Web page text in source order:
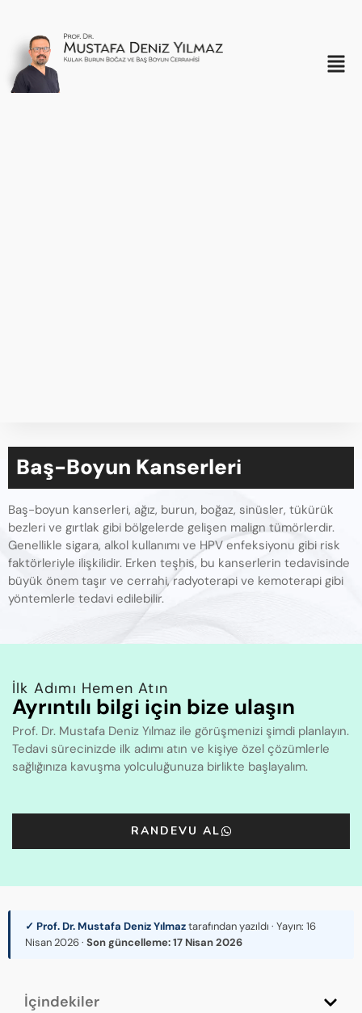
Baş-Boyun Kanserleri
Baş-boyun kanserleri, ağız, burun, boğaz, sinüsler, tükürük
bezleri ve gırtlak gibi bölgelerde gelişen malign tümörlerdir.
Genellikle sigara, alkol kullanımı ve HPV enfeksiyonu gibi risk
faktörleriyle ilişkilidir. Erken teşhis, bu kanserlerin tedavisinde
büyük önem taşır ve cerrahi, radyoterapi ve kemoterapi gibi
yöntemlerle tedavi edilebilir.
İlk Adımı Hemen Atın
Ayrıntılı bilgi için bize ulaşın
Prof. Dr. Mustafa Deniz Yılmaz ile görüşmenizi şimdi planlayın.
Tedavi sürecinizde ilk adımı atın ve kişiye özel çözümlerle
sağlığınıza kavuşma yolculuğunuza birlikte başlayalım.
RANDEVU AL
✓ Prof. Dr. Mustafa Deniz Yılmaztarafından yazıldı · Yayın: 16
Nisan 2026· Son güncelleme:17 Nisan 2026
İçindekiler